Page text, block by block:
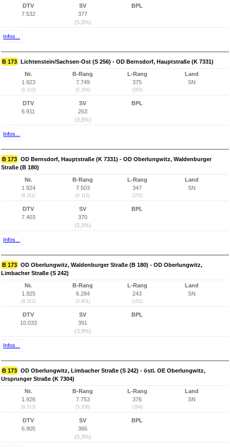
DTV
7.532
SV
377
(5,0%)
BPL
Infos...
B 173 Lichtenstein/Sachsen-Ost (S 256) - OD Bernsdorf, Hauptstraße (K 7331)
Nr.
1.923
(9.310)
B-Rang
7.749
(5.354)
L-Rang
375
(283)
Land
SN
DTV
6.911
SV
263
(3,8%)
BPL
Infos...
B 173 OD Bernsdorf, Hauptstraße (K 7331) - OD Oberlungwitz, Waldenburger
Straße (B 180)
Nr.
1.924
(9.311)
B-Rang
7.503
(5.112)
L-Rang
347
(255)
Land
SN
DTV
7.403
SV
370
(5,0%)
BPL
Infos...
B 173 OD Oberlungwitz, Waldenburger Straße (B 180) - OD Oberlungwitz,
Limbacher Straße (S 242)
Nr.
1.925
(9.312)
B-Rang
6.284
(3.901)
L-Rang
243
(151)
Land
SN
DTV
10.033
SV
391
(3,9%)
BPL
Infos...
B 173 OD Oberlungwitz, Limbacher Straße (S 242) - östl. OE Oberlungwitz,
Ursprunger Straße (K 7304)
Nr.
1.926
(9.313)
B-Rang
7.753
(5.358)
L-Rang
376
(284)
Land
SN
DTV
6.905
SV
366
(5,3%)
BPL